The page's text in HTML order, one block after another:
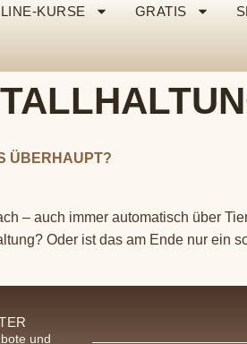
KURSE GRATIS
ÜBERHAUPT?
– auch immer automatisch über
Oder ist das am Ende nur ein
und